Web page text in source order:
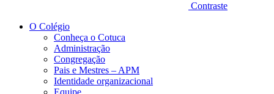
Contraste
O Colégio
Conheça o Cotuca
Administração
Congregação
Pais e Mestres – APM
Identidade organizacional
Equipe